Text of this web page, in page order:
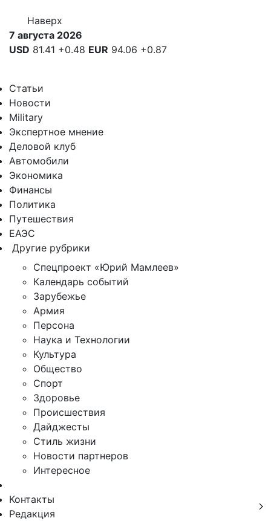
Наверх
7 августа 2026
USD 81.41 +0.48 EUR 94.06 +0.87
Статьи
Новости
Military
Экспертное мнение
Деловой клуб
Автомобили
Экономика
Финансы
Политика
Путешествия
ЕАЭС
Другие рубрики
Спецпроект «Юрий Мамлеев»
Календарь событий
Зарубежье
Армия
Персона
Наука и Технологии
Культура
Общество
Спорт
Здоровье
Происшествия
Дайджесты
Стиль жизни
Новости партнеров
Интересное
Контакты
Редакция